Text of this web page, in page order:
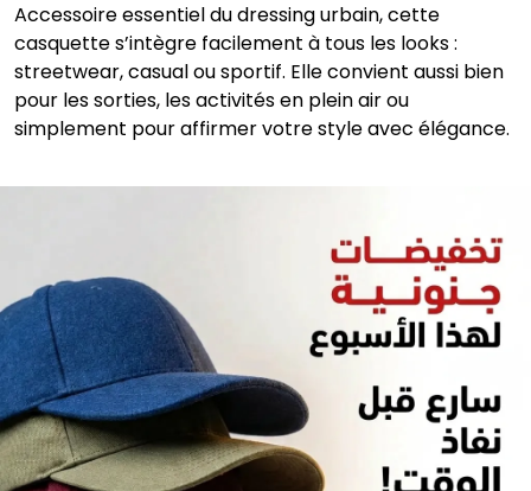
Accessoire essentiel du dressing urbain, cette
casquette s’intègre facilement à tous les looks :
streetwear, casual ou sportif. Elle convient aussi bien
pour les sorties, les activités en plein air ou
simplement pour affirmer votre style avec élégance.